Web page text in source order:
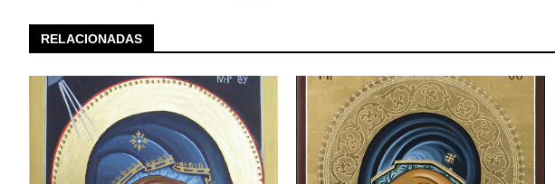
RELACIONADAS